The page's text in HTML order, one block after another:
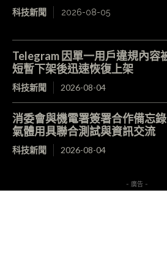
科技新聞 2026-08-05
Telegram 因單一用戶違規內容
短暫下架後迅速恢復上架
科技新聞 2026-08-04
消委會與機電署簽署合作備忘
氣體用具聯合測試與資訊交流
科技新聞 2026-08-04
- 廣告 -